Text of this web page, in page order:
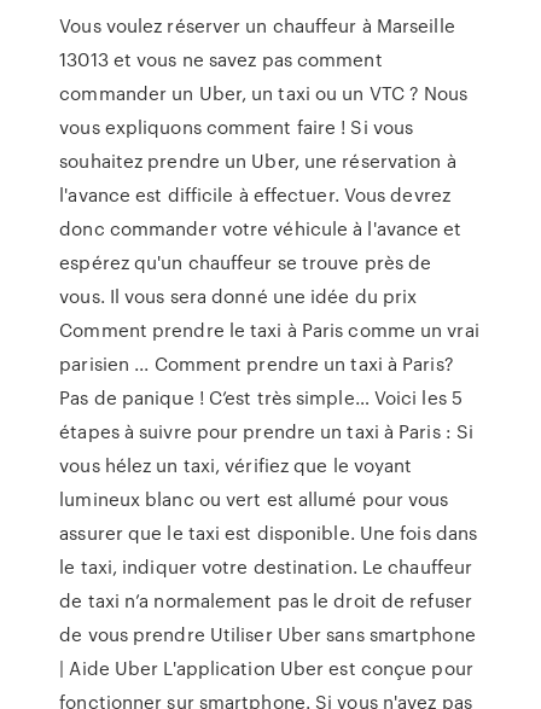
Vous voulez réserver un chauffeur à Marseille
13013 et vous ne savez pas comment
commander un Uber, un taxi ou un VTC ? Nous
vous expliquons comment faire ! Si vous
souhaitez prendre un Uber, une réservation à
l'avance est difficile à effectuer. Vous devrez
donc commander votre véhicule à l'avance et
espérez qu'un chauffeur se trouve près de
vous. Il vous sera donné une idée du prix
Comment prendre le taxi à Paris comme un vrai
parisien ... Comment prendre un taxi à Paris?
Pas de panique ! C’est très simple… Voici les 5
étapes à suivre pour prendre un taxi à Paris : Si
vous hélez un taxi, vérifiez que le voyant
lumineux blanc ou vert est allumé pour vous
assurer que le taxi est disponible. Une fois dans
le taxi, indiquer votre destination. Le chauffeur
de taxi n’a normalement pas le droit de refuser
de vous prendre Utiliser Uber sans smartphone
| Aide Uber L'application Uber est conçue pour
fonctionner sur smartphone. Si vous n'avez pas